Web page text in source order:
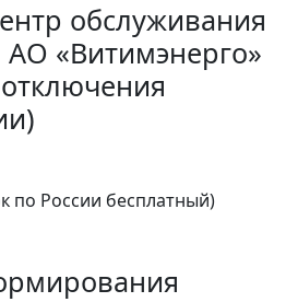
обслуживания
АО «Витимэнерго»
по России бесплатный)